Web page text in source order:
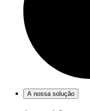
A nossa solução